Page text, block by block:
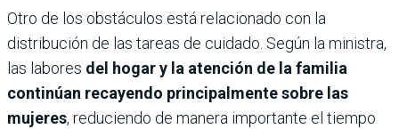
Otro de los obstáculos está relacionado con la
distribución de las tareas de cuidado. Según la ministra,
las labores del hogar y la atención de la familia
continúan recayendo principalmente sobre las
mujeres, reduciendo de manera importante el tiempo